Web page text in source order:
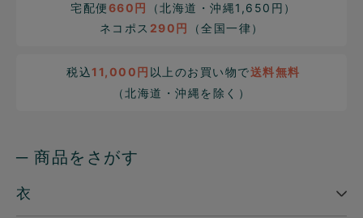
宅配便660円
（北海道・沖縄1,650円）
ネコポス 290円 （全国一律）
税込11,000円 以上のお買い物で送料無料
（北海道・沖縄を除く）
─ 商品をさがす
衣